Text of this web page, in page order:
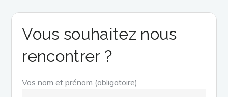
Vous souhaitez nous
rencontrer ?
Vos nom et prénom (obligatoire)